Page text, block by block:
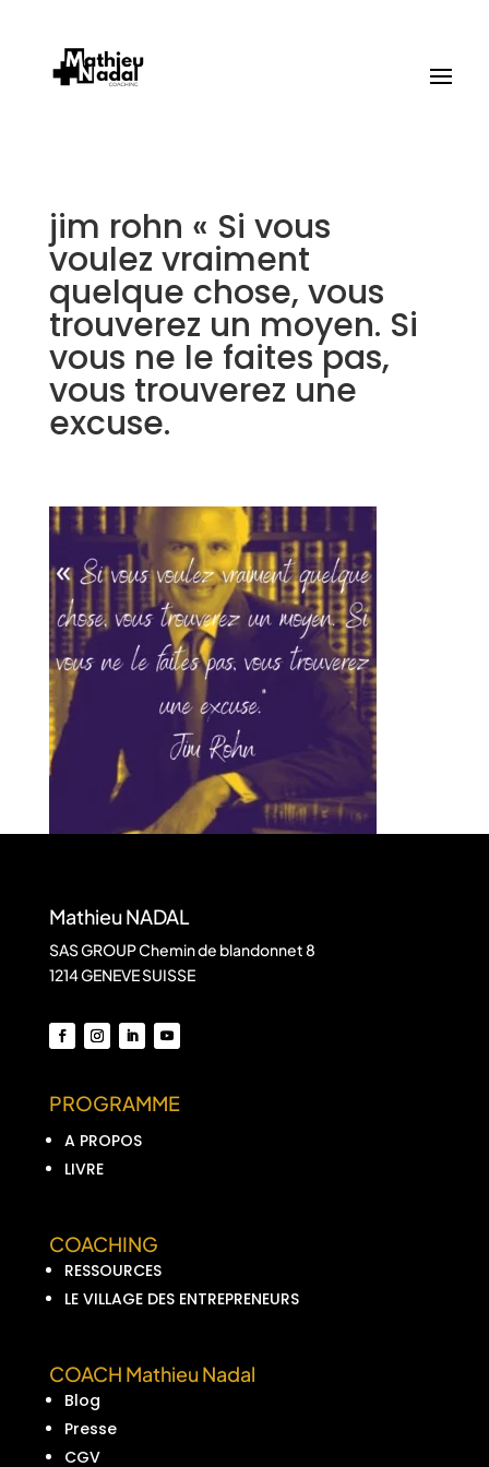
jim rohn « Si vous
voulez vraiment
quelque chose, vous
trouverez un moyen. Si
vous ne le faites pas,
vous trouverez une
excuse.
Mathieu NADAL
SAS GROUP Chemin de blandonnet 8
1214 GENEVE SUISSE
PROGRAMME
A PROPOS
LIVRE
COACHING
RESSOURCES
LE VILLAGE DES ENTREPRENEURS
COACH Mathieu Nadal
Blog
Presse
CGV